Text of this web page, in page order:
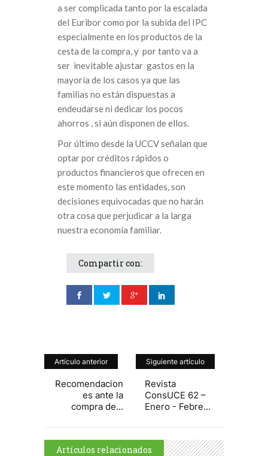
a ser complicada tanto por la escalada
del Euribor como por la subida del IPC
especialmente en los productos de la
cesta de la compra, y por tanto va a
ser inevitable ajustar gastos en la
mayoría de los casos ya que las
familias no están dispuestas a
endeudarse ni dedicar los pocos
ahorros , si aún disponen de ellos.
Por último desde la UCCV señalan que
optar por créditos rápidos o
productos financieros que ofrecen en
este momento las entidades, son
decisiones equivocadas que no harán
otra cosa que perjudicar a la larga
nuestra economía familiar.
Compartir con:
Artículo anterior
Recomendacion
es ante la
compra de...
Siguiente artículo
Revista
ConsUCE 62 –
Enero - Febre...
Artículos relacionados